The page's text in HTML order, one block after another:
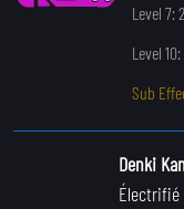
Level 7:
Level 10:
Sub
Denki
Électrifié